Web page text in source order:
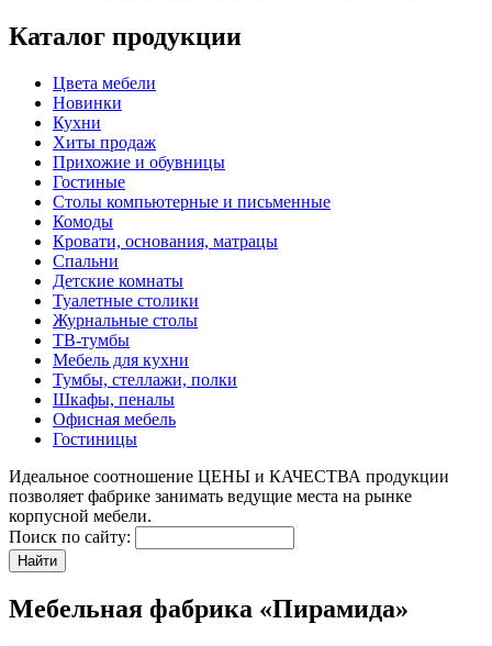
Каталог продукции
Цвета мебели
Новинки
Кухни
Хиты продаж
Прихожие и обувницы
Гостиные
Столы компьютерные и письменные
Комоды
Кровати, основания, матрацы
Спальни
Детские комнаты
Туалетные столики
Журнальные столы
ТВ-тумбы
Мебель для кухни
Тумбы, стеллажи, полки
Шкафы, пеналы
Офисная мебель
Гостиницы
Идеальное соотношение ЦЕНЫ и КАЧЕСТВА продукции
позволяет фабрике занимать ведущие места на рынке
корпусной мебели.
Поиск по сайту:
Мебельная фабрика «Пирамида»